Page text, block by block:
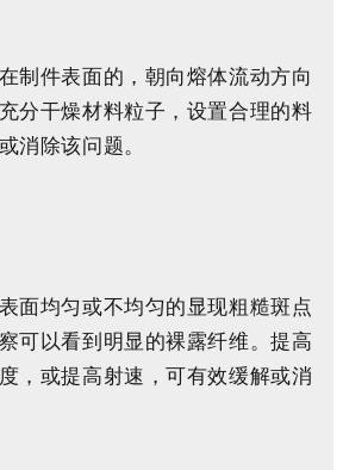
制件表面的，朝向熔体流动方向
分干燥材料粒子，设置合理的料
消除该问题。
面均匀或不均匀的显现粗糙斑点
可以看到明显的裸露纤维。提高
，或提高射速，可有效缓解或消